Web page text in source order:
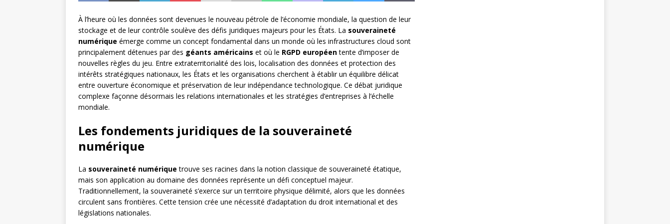
À l’heure où les données sont devenues le nouveau pétrole de l’économie mondiale, la question de leur
stockage et de leur contrôle soulève des défis juridiques majeurs pour les États. La souveraineté
numérique émerge comme un concept fondamental dans un monde où les infrastructures cloud sont
principalement détenues par des géants américains et où le RGPD européentente d’imposer de
nouvelles règles du jeu. Entre extraterritorialité des lois, localisation des données et protection des
intérêts stratégiques nationaux, les États et les organisations cherchent à établir un équilibre délicat
entre ouverture économique et préservation de leur indépendance technologique. Ce débat juridique
complexe façonne désormais les relations internationales et les stratégies d’entreprises à l’échelle
mondiale.
Les fondements juridiques de la souveraineté
numérique
La souveraineté numérique trouve ses racines dans la notion classique de souveraineté étatique,
mais son application au domaine des données représente un défi conceptuel majeur.
Traditionnellement, la souveraineté s’exerce sur un territoire physique délimité, alors que les données
circulent sans frontières. Cette tension crée une nécessité d’adaptation du droit international et des
législations nationales.